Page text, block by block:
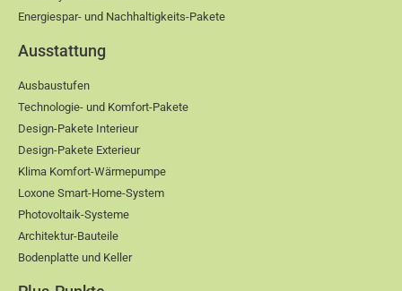
Energiespar- und Nachhaltigkeits-Pakete
Ausstattung
Ausbaustufen
Technologie- und Komfort-Pakete
Design-Pakete Interieur
Design-Pakete Exterieur
Klima Komfort-Wärmepumpe
Loxone Smart-Home-System
Photovoltaik-Systeme
Architektur-Bauteile
Bodenplatte und Keller